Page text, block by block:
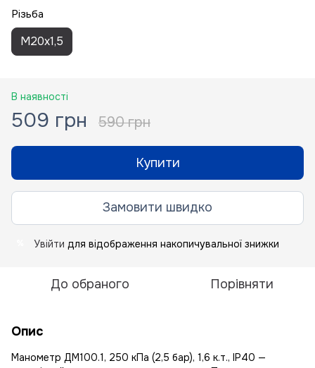
Різьба
M20x1,5
В наявності
509 грн 590 грн
Купити
Замовити швидко
Увійти для відображення накопичувальної знижки
До обраного Порівняти
Опис
Манометр ДМ100.1, 250 кПа (2,5 бар), 1,6 к.т., IP40 —